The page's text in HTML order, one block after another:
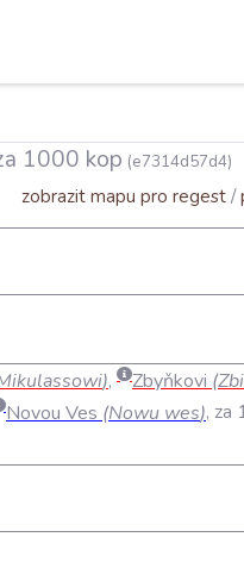
1000 kop (e7314d57d4)
zobrazit mapu pro regest/
), Zbyňkovi (
Novou Ves (Nowu wes), za